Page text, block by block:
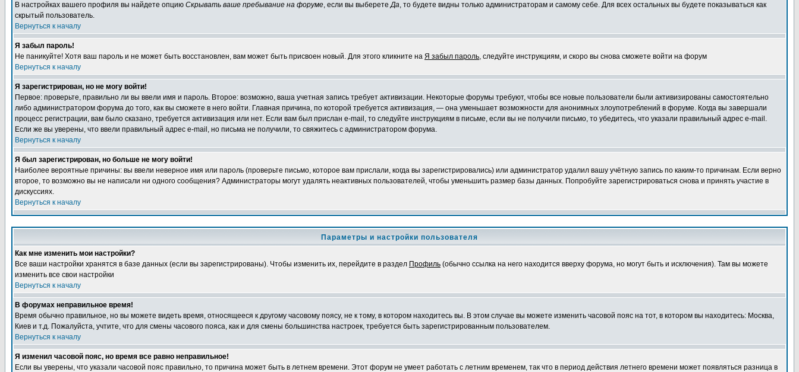
В настройках вашего профиля вы найдете опцию Скрывать ваше пребывание на форуме, если вы выберетеДа, то будете видны только администраторам и самому себе. Для всех остальных вы будете показываться как
скрытый пользователь.
Вернуться к началу
Я забыл пароль!
Не паникуйте! Хотя ваш пароль и не может быть восстановлен, вам может быть присвоен новый. Для этого кликните на Я забыл пароль, следуйте инструкциям, и скоро вы снова сможете войти на форум
Вернуться к началу
Я зарегистрирован, но не могу войти!
Первое: проверьте, правильно ли вы ввели имя и пароль. Второе: возможно, ваша учетная запись требует активизации. Некоторые форумы требуют, чтобы все новые пользователи были активизированы самостоятельно
либо администратором форума до того, как вы сможете в него войти. Главная причина, по которой требуется активизация, — она уменьшает возможности для анонимных злоупотреблений в форуме. Когда вы завершали
процесс регистрации, вам было сказано, требуется активизация или нет. Если вам был прислан e-mail, то следуйте инструкциям в письме, если вы не получили письмо, то убедитесь, что указали правильный адрес e-mail.
Если же вы уверены, что ввели правильный адрес e-mail, но письма не получили, то свяжитесь с администратором форума.
Вернуться к началу
Я был зарегистрирован, но больше не могу войти!
Наиболее вероятные причины: вы ввели неверное имя или пароль (проверьте письмо, которое вам прислали, когда вы зарегистрировались) или администратор удалил вашу учётную запись по каким-то причинам. Если верно
второе, то возможно вы не написали ни одного сообщения? Администраторы могут удалять неактивных пользователей, чтобы уменьшить размер базы данных. Попробуйте зарегистрироваться снова и принять участие в
дискуссиях.
Вернуться к началу
Параметры и настройки пользователя
Как мне изменить мои настройки?
Все ваши настройки хранятся в базе данных (если вы зарегистрированы). Чтобы изменить их, перейдите в раздел Профиль (обычно ссылка на него находится вверху форума, но могут быть и исключения). Там вы можете
изменить все свои настройки
Вернуться к началу
В форумах неправильное время!
Время обычно правильное, но вы можете видеть время, относящееся к другому часовому поясу, не к тому, в котором находитесь вы. В этом случае вы можете изменить часовой пояс на тот, в котором вы находитесь: Москва,
Киев и т.д. Пожалуйста, учтите, что для смены часового пояса, как и для смены большинства настроек, требуется быть зарегистрированным пользователем.
Вернуться к началу
Я изменил часовой пояс, но время все равно неправильное!
Если вы уверены, что указали часовой пояс правильно, то причина может быть в летнем времени. Этот форум не умеет работать с летним временем, так что в период действия летнего времени может появляться разница в